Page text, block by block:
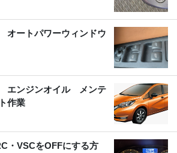
ートパワーウィンドウ
エンジンオイル メンテ
作業
・VSCをOFFにする方